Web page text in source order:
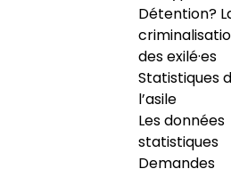
Détention?
des exilé·es
Statistiques
l’asile
Les données
statistiques
Demandes